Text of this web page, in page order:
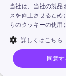
有名
任意
できま
140以
当社は、当社の製品
スを向上させるため
らのクッキーの使用
詳しくはこちら
同意す